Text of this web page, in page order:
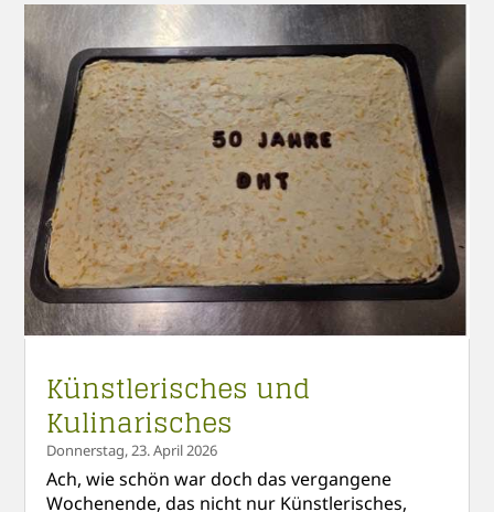
Künstlerisches und
Kulinarisches
Donnerstag, 23. April 2026
Ach, wie schön war doch das vergangene
Wochenende, das nicht nur Künstlerisches,